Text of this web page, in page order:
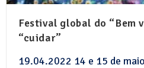
Festival global do “Bem
“cuidar”
19.04.2022 14 e 15 de